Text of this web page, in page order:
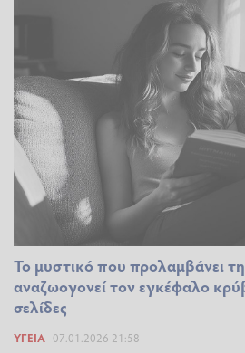
Το μυστικό που προλαμβάνει
αναζωογονεί τον εγκέφαλο
σελίδες
ΥΓΕΊΑ 07.01.2026 21:58